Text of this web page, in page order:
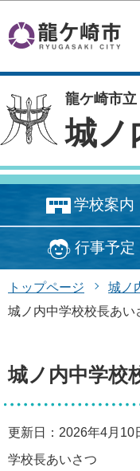
龍ケ崎市立
城ノ
学校案内
行事予定
トップページ 城ノ
城ノ内中学校校長あい
城ノ内中学校
更新日：2026年4月10
学校長あいさつ